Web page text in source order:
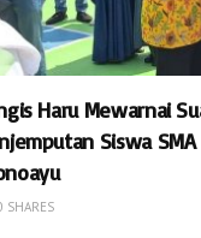
Haru Mewarnai
Siswa SMA
SHARES